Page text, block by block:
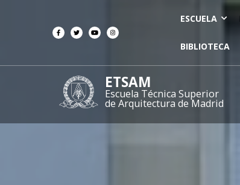
ESCUELA
BIBLIOTECA
ETSAM
Escuela Técnica Superior
de Arquitectura de Madrid